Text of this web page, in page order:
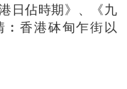
日佔時期》、《九
︰香港砵甸乍街以